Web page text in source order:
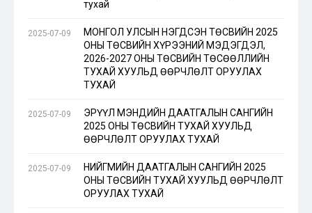
тухай
2025-07-09
МОНГОЛ УЛСЫН НЭГДСЭН ТӨСВИЙН 2025
ОНЫ ТӨСВИЙН ХҮРЭЭНИЙ МЭДЭГДЭЛ,
2026-2027 ОНЫ ТӨСВИЙН ТӨСӨӨЛЛИЙН
ТУХАЙ ХУУЛЬД ӨӨРЧЛӨЛТ ОРУУЛАХ
ТУХАЙ
2025-07-09
ЭРҮҮЛ МЭНДИЙН ДААТГАЛЫН САНГИЙН
2025 ОНЫ ТӨСВИЙН ТУХАЙ ХУУЛЬД
ӨӨРЧЛӨЛТ ОРУУЛАХ ТУХАЙ
2025-07-09
НИЙГМИЙН ДААТГАЛЫН САНГИЙН 2025
ОНЫ ТӨСВИЙН ТУХАЙ ХУУЛЬД ӨӨРЧЛӨЛТ
ОРУУЛАХ ТУХАЙ